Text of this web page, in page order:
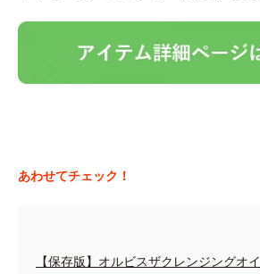
あわせてチェック！
【保存版】オルビスザクレンジングオイ